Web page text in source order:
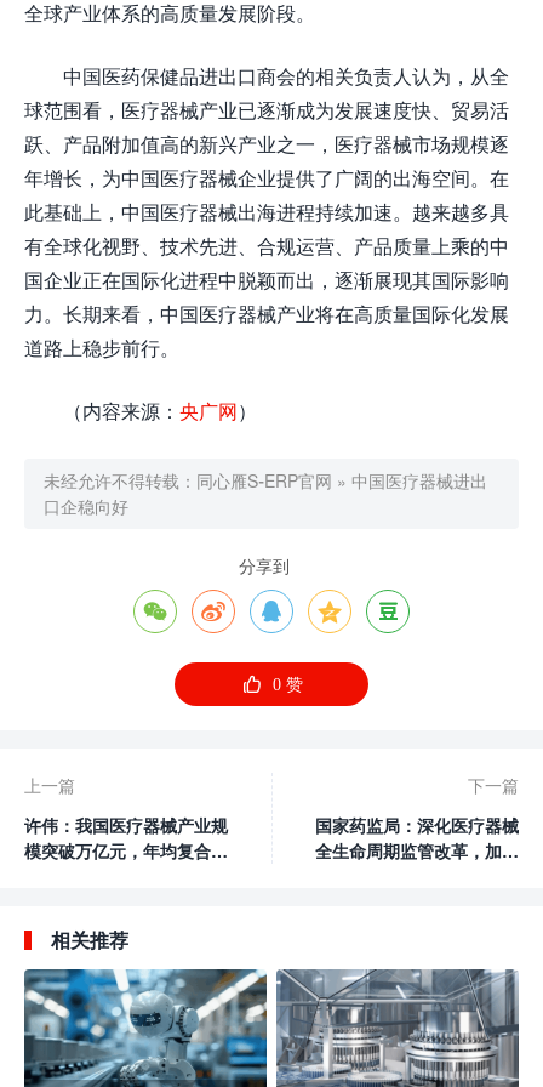
全球产业体系的高质量发展阶段。
中国医药保健品进出口商会的相关负责人认为，从全
球范围看，医疗器械产业已逐渐成为发展速度快、贸易活
跃、产品附加值高的新兴产业之一，医疗器械市场规模逐
年增长，为中国医疗器械企业提供了广阔的出海空间。在
此基础上，中国医疗器械出海进程持续加速。越来越多具
有全球化视野、技术先进、合规运营、产品质量上乘的中
国企业正在国际化进程中脱颖而出，逐渐展现其国际影响
力。长期来看，中国医疗器械产业将在高质量国际化发展
道路上稳步前行。
（内容来源： 央广网）
未经允许不得转载： 同心雁S-ERP官网 » 中国医疗器械进出
口企稳向好
分享到
    
 0赞
上一篇
许伟：我国医疗器械产业规
模突破万亿元，年均复合增
下一篇
国家药监局：深化医疗器械
全生命周期监管改革，加快
相关推荐